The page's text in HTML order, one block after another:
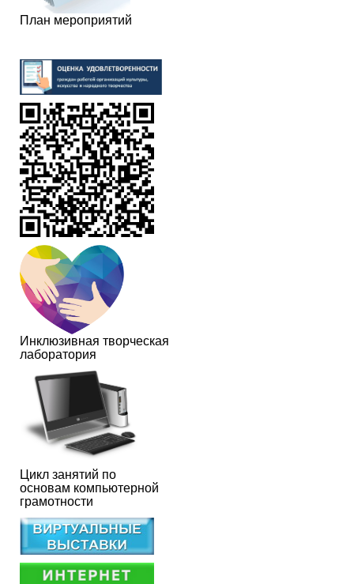
План мероприятий
Инклюзивная творческая
лаборатория
Цикл занятий по
основам компьютерной
грамотности